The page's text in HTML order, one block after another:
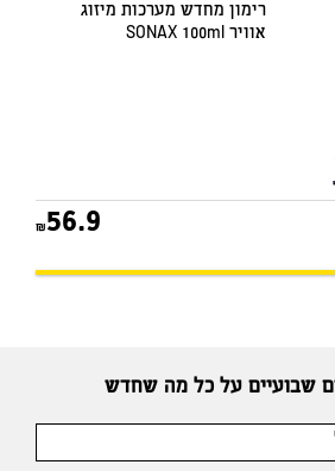
רימון מחדש מערכות מיזוג
אוויר SONAX 100ml
56.9
שבועיים על כל מה שחדש